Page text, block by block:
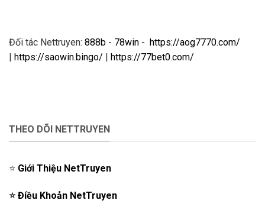
Đối tác Nettruyen: 888b - 78win - https://aog7770.com/
| https://saowin.bingo/ | https://77bet0.com/
THEO DÕI NETTRUYEN
⭐️ Giới Thiệu NetTruyen
⭐️Điều Khoản NetTruyen